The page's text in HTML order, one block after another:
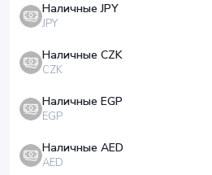
Наличные JPY
JPY
Наличные CZK
CZK
Наличные EGP
EGP
Наличные AED
AED